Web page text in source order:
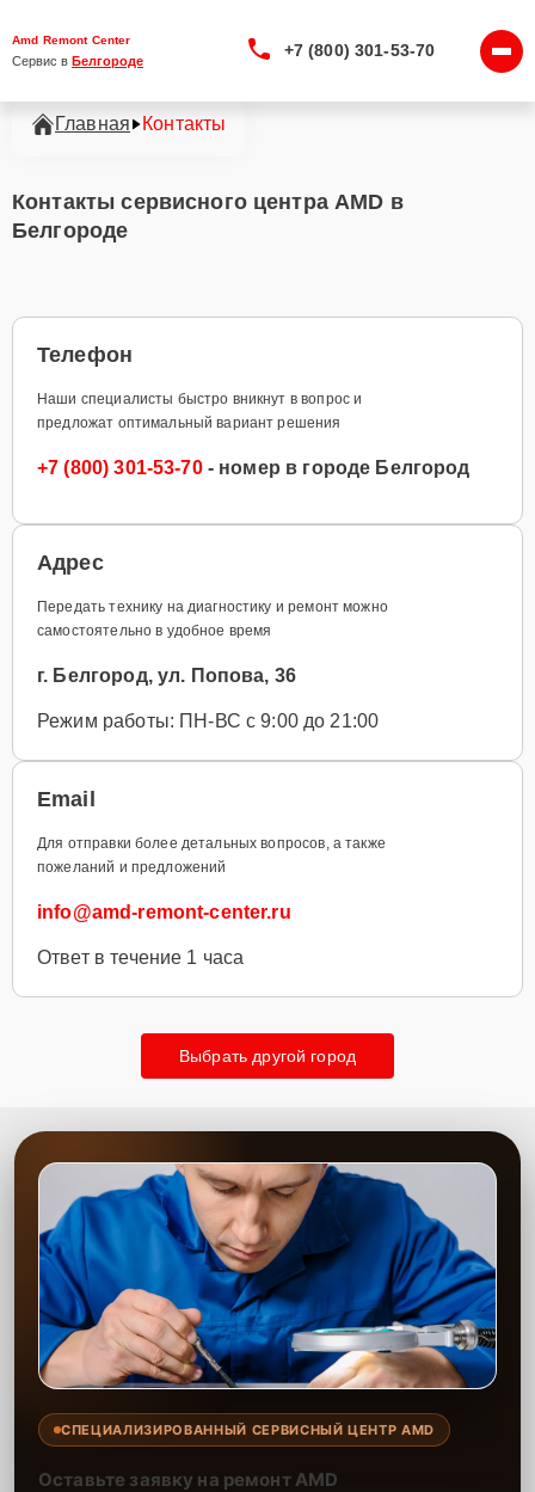
Amd Remont Center
Сервис в Белгороде
+7 (800) 301-53-70
Главная Контакты
Контакты сервисного центра AMD в
Белгороде
Телефон
Наши специалисты быстро вникнут в вопрос и
предложат оптимальный вариант решения
+7 (800) 301-53-70- номер в городе Белгород
Адрес
Передать технику на диагностику и ремонт можно
самостоятельно в удобное время
г. Белгород, ул. Попова, 36
Режим работы: ПН-ВС с 9:00 до 21:00
Email
Для отправки более детальных вопросов, а также
пожеланий и предложений
info@amd-remont-center.ru
Ответ в течение 1 часа
Выбрать другой город
СПЕЦИАЛИЗИРОВАННЫЙ СЕРВИСНЫЙ ЦЕНТР AMD
Оставьте заявку на ремонт AMD